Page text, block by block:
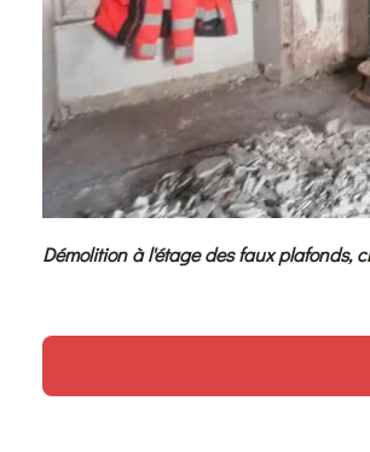
Démolition à l'étage des faux plafonds,